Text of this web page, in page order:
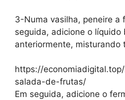
3-Numa vasilha, peneire a
seguida, adicione o líquido
anteriormente, misturando
https://
salada-de-frutas/
Em seguida, adicione o